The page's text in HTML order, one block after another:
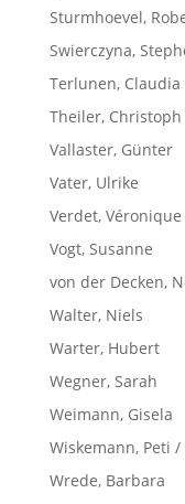
Sturmhoevel,
Swierczyna,
Terlunen, Claudia
Theiler, Christoph
Vallaster, Günter
Vater, Ulrike
Verdet, Véronique
Vogt, Susanne
von der Decken,
Walter, Niels
Warter, Hubert
Wegner, Sarah
Weimann, Gisela
Wiskemann, Peti
Wrede, Barbara